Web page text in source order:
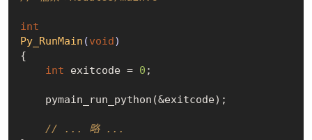
int
Py_RunMain (void)
{
int exitcode = 0 ;
// ... 略 ...